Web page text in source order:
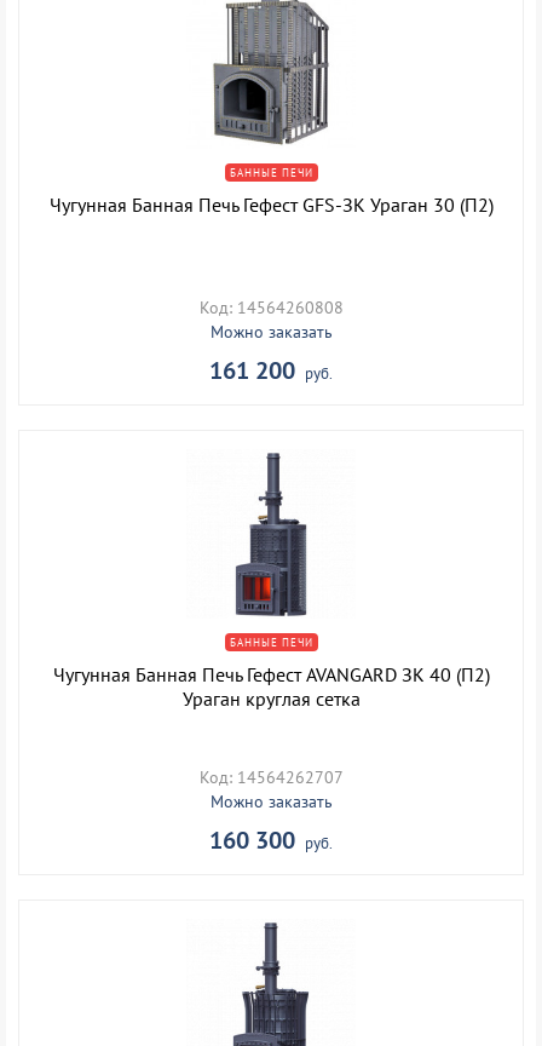
БАННЫЕ ПЕЧИ
Чугунная Банная Печь Гефест GFS-ЗК Ураган 30 (П2)
Код: 14564260808
Можно заказать
161 200 руб.
БАННЫЕ ПЕЧИ
Чугунная Банная Печь Гефест AVANGARD ЗК 40 (П2)
Ураган круглая сетка
Код: 14564262707
Можно заказать
160 300 руб.